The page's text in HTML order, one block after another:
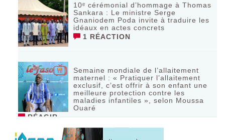
10ᵉ cérémonial d’hommage à Thomas
Sankara : Le ministre Serge
Gnaniodem Poda invite à traduire les
idéaux en actes concrets
1 RÉACTION
Semaine mondiale de l’allaitement
maternel : « Pratiquer l’allaitement
exclusif, c’est offrir à son enfant une
meilleure protection contre les
maladies infantiles », selon Moussa
Ouaré
RÉAGIR